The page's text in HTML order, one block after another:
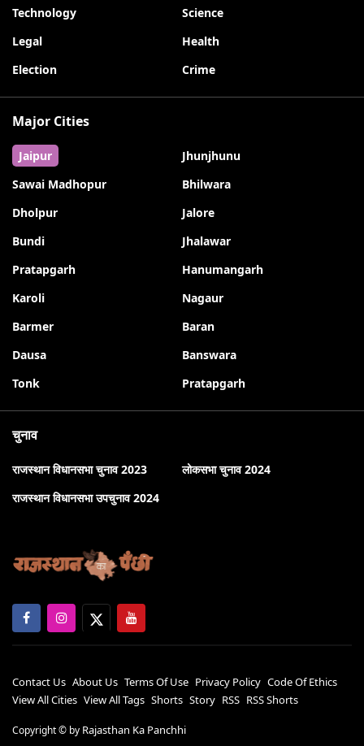
Technology
Science
Legal
Health
Election
Crime
Major Cities
Jaipur
Jhunjhunu
Sawai Madhopur
Bhilwara
Dholpur
Jalore
Bundi
Jhalawar
Pratapgarh
Hanumangarh
Karoli
Nagaur
Barmer
Baran
Dausa
Banswara
Tonk
Pratapgarh
चुनाव
राजस्थान विधानसभा चुनाव 2023
लोकसभा चुनाव 2024
राजस्थान विधानसभा उपचुनाव 2024
Contact Us About Us Terms Of Use Privacy Policy Code Of Ethics
View All Cities View All Tags Shorts Story RSS RSS Shorts
Copyright © by Rajasthan Ka Panchhi